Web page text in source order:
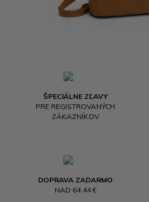
ŠPECIÁLNE ZĽAVY
PRE REGISTROVANÝCH
ZÁKAZNÍKOV
DOPRAVA ZADARMO
NAD 64.44 €